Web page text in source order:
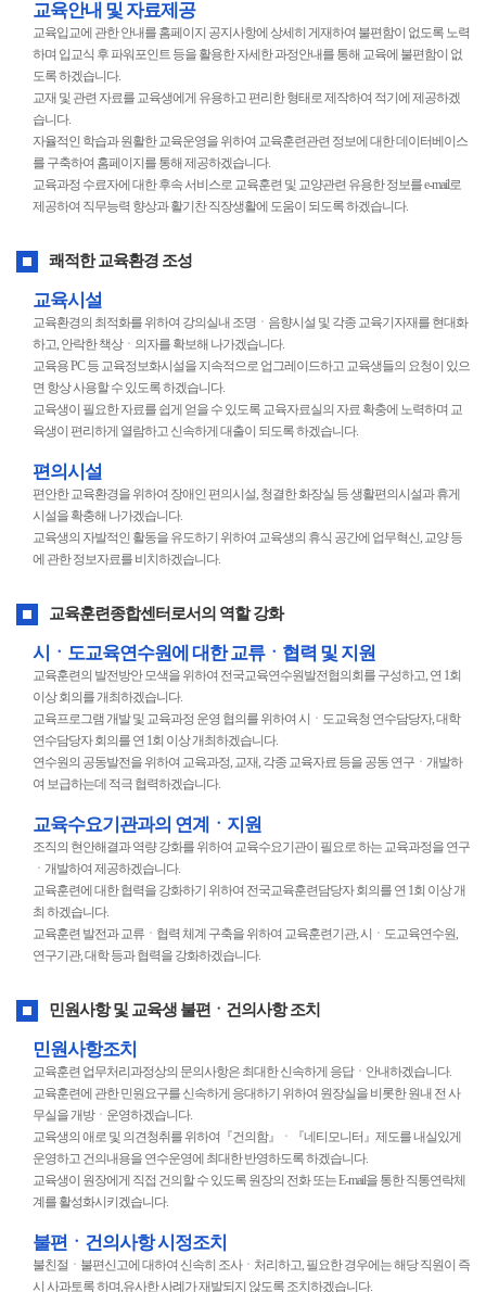
교육안내 및 자료제공
교육입교에 관한 안내를 홈페이지 공지사항에 상세히 게재하여 불편함이 없도록 노력
하며 입교식 후 파워포인트 등을 활용한 자세한 과정안내를 통해 교육에 불편함이 없
도록 하겠습니다.
교재 및 관련 자료를 교육생에게 유용하고 편리한 형태로 제작하여 적기에 제공하겠
습니다.
자율적인 학습과 원활한 교육운영을 위하여 교육훈련관련 정보에 대한 데이터베이스
를 구축하여 홈페이지를 통해 제공하겠습니다.
교육과정 수료자에 대한 후속 서비스로 교육훈련 및 교양관련 유용한 정보를 e-mail로
제공하여 직무능력 향상과 활기찬 직장생활에 도움이 되도록 하겠습니다.
쾌적한 교육환경 조성
교육시설
교육환경의 최적화를 위하여 강의실내 조명ㆍ음향시설 및 각종 교육기자재를 현대화
하고, 안락한 책상ㆍ의자를 확보해 나가겠습니다.
교육용 PC 등 교육정보화시설을 지속적으로 업그레이드하고 교육생들의 요청이 있으
면 항상 사용할 수 있도록 하겠습니다.
교육생이 필요한 자료를 쉽게 얻을 수 있도록 교육자료실의 자료 확충에 노력하며 교
육생이 편리하게 열람하고 신속하게 대출이 되도록 하겠습니다.
편의시설
편안한 교육환경을 위하여 장애인 편의시설, 청결한 화장실 등 생활편의시설과 휴게
시설을 확충해 나가겠습니다.
교육생의 자발적인 활동을 유도하기 위하여 교육생의 휴식 공간에 업무혁신, 교양 등
에 관한 정보자료를 비치하겠습니다.
교육훈련종합센터로서의 역할 강화
시ㆍ도교육연수원에 대한 교류ㆍ협력 및 지원
교육훈련의 발전방안 모색을 위하여 전국교육연수원발전협의회를 구성하고, 연 1회
이상 회의를 개최하겠습니다.
교육프로그램 개발 및 교육과정 운영 협의를 위하여 시ㆍ도교육청 연수담당자, 대학
연수담당자 회의를 연 1회 이상 개최하겠습니다.
연수원의 공동발전을 위하여 교육과정, 교재, 각종 교육자료 등을 공동 연구ㆍ개발하
여 보급하는데 적극 협력하겠습니다.
교육수요기관과의 연계ㆍ지원
조직의 현안해결과 역량 강화를 위하여 교육수요기관이 필요로 하는 교육과정을 연구
ㆍ개발하여 제공하겠습니다.
교육훈련에 대한 협력을 강화하기 위하여 전국교육훈련담당자 회의를 연 1회 이상 개
최 하겠습니다.
교육훈련 발전과 교류ㆍ협력 체계 구축을 위하여 교육훈련기관, 시ㆍ도교육연수원,
연구기관, 대학 등과 협력을 강화하겠습니다.
민원사항 및 교육생 불편ㆍ건의사항 조치
민원사항조치
교육훈련 업무처리과정상의 문의사항은 최대한 신속하게 응답ㆍ안내하겠습니다.
교육훈련에 관한 민원요구를 신속하게 응대하기 위하여 원장실을 비롯한 원내 전 사
무실을 개방ㆍ운영하겠습니다.
교육생의 애로 및 의견청취를 위하여『건의함』ㆍ『네티모니터』제도를 내실있게
운영하고 건의내용을 연수운영에 최대한 반영하도록 하겠습니다.
교육생이 원장에게 직접 건의할 수 있도록 원장의 전화 또는 E-mail을 통한 직통연락체
계를 활성화시키겠습니다.
불편ㆍ건의사항 시정조치
불친절ㆍ불편신고에 대하여 신속히 조사ㆍ처리하고, 필요한 경우에는 해당 직원이 즉
시 사과토록 하며,유사한 사례가 재발되지 않도록 조치하겠습니다.